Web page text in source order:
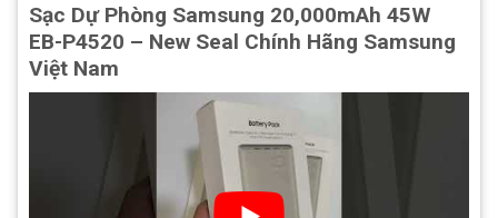
Sạc Dự Phòng Samsung 20,000mAh 45W
EB-P4520 – New Seal Chính Hãng Samsung
Việt Nam